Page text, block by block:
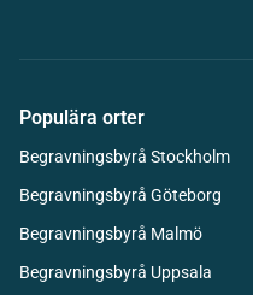
Populära orter
Begravningsbyrå Stockholm
Begravningsbyrå Göteborg
Begravningsbyrå Malmö
Begravningsbyrå Uppsala